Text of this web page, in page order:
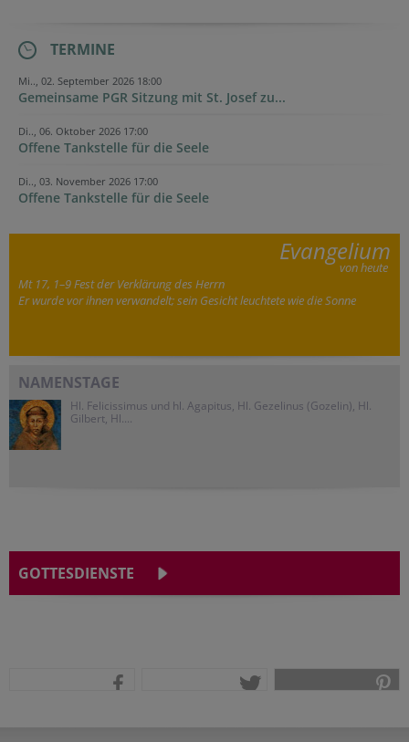
TERMINE
Mi.., 02. September 2026 18:00
Gemeinsame PGR Sitzung mit St. Josef zu...
Di.., 06. Oktober 2026 17:00
Offene Tankstelle für die Seele
Di.., 03. November 2026 17:00
Offene Tankstelle für die Seele
Evangelium
von heute
Mt 17, 1–9 Fest der Verklärung des Herrn
Er wurde vor ihnen verwandelt; sein Gesicht leuchtete wie die Sonne
NAMENSTAGE
Hl. Felicissimus und hl. Agapitus, Hl. Gezelinus (Gozelin), Hl.
Gilbert, Hl....
GOTTESDIENSTE